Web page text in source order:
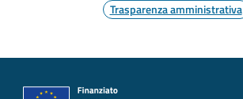
Trasparenza amministrativa